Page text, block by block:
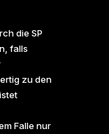
die SP
falls
zu den
Falle nur